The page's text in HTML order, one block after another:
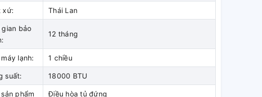
xứ: Thái Lan
gian bảo
12 tháng
lạnh: 1 chiều
suất: 18000 BTU
phẩm Điều hòa tủ đứng